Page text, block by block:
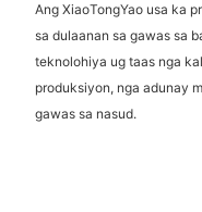
Ang XiaoTongYao usa ka
sa dulaanan sa gawas sa
teknolohiya ug taas nga
produksiyon, nga adunay
gawas sa nasud.